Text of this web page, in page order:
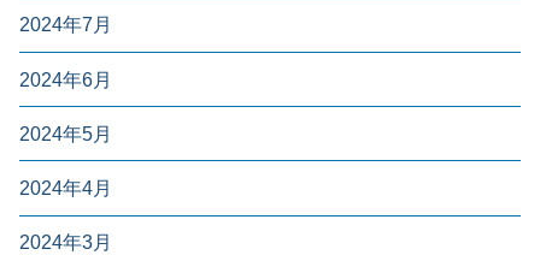
2024年7月
2024年6月
2024年5月
2024年4月
2024年3月